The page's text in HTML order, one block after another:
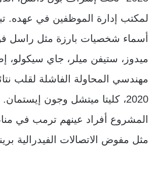
لمكتب إدارة الموظفين في عهده.
أسماء شخصيات بارزة مثل راسل
ميدوز، ستيفن ميلر، جاي سيكولو،
مهندسي المحاولة الفاشلة لقلب
2020، كليتا ميتشل وجون
المشروع أفراد عينهم ترمب في
مثل مفوض الاتصالات الفيدرالية